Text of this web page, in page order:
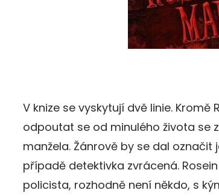
V knize se vyskytují dvě linie.
odpoutat se od minulého života se
manžela. Žánrově by se dal
případě detektivka zvrácená.
policista, rozhodně není někdo, s